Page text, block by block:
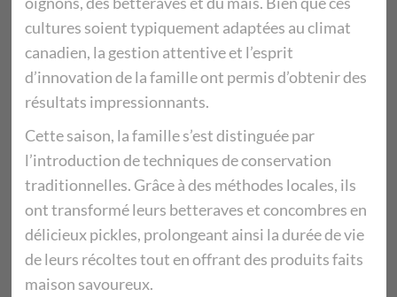
cultures soient typiquement adaptées au climat
canadien, la gestion attentive et l’esprit
d’innovation de la famille ont permis d’obtenir des
résultats impressionnants.
Cette saison, la famille s’est distinguée par
l’introduction de techniques de conservation
traditionnelles. Grâce à des méthodes locales, ils
ont transformé leurs betteraves et concombres en
délicieux pickles, prolongeant ainsi la durée de vie
de leurs récoltes tout en offrant des produits faits
maison savoureux.